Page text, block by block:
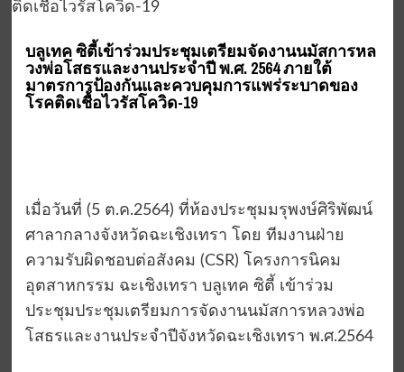
บลูเทค ซิตี้เข้าร่วมประชุมเตรียมจัดงานนมัสการหล
วงพ่อโสธรและงานประจำปี พ.ศ. 2564 ภายใต้
มาตรการป้องกันและควบคุมการแพร่ระบาดของ
โรคติดเชื้อไวรัสโควิด-19
เมื่อวันที่ (5 ต.ค.2564) ที่ห้องประชุมมรุพงษ์ศิริพัฒน์
ศาลากลางจังหวัดฉะเชิงเทรา โดย ทีมงานฝ่าย
ความรับผิดชอบต่อสังคม (CSR) โครงการนิคม
อุตสาหกรรม ฉะเชิงเทรา บลูเทค ซิตี้ เข้าร่วม
ประชุมประชุมเตรียมการจัดงานนมัสการหลวงพ่อ
โสธรและงานประจำปีจังหวัดฉะเชิงเทรา พ.ศ.2564